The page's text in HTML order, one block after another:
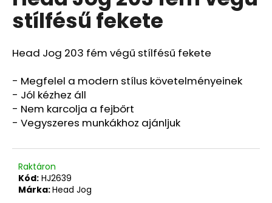
ből
csillag.
stílfésű fekete
Head Jog 203 fém végű stílfésű fekete
- Megfelel a modern stílus követelményeinek
- Jól kézhez áll
- Nem karcolja a fejbőrt
- Vegyszeres munkákhoz ajánljuk
Raktáron
Kód: HJ2639
Márka:Head Jog